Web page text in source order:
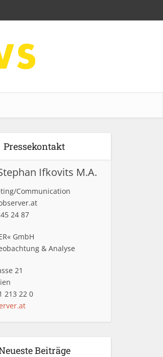
Pressekontakt
Ifkovits M.A.
Communication
24 87
GmbH
& Analyse
21
213 22 0
Beiträge